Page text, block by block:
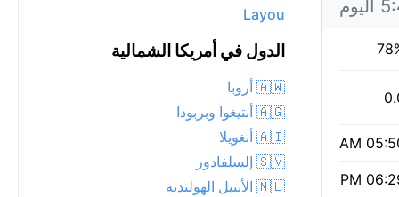
05:50
06:29
Layou
الدول في أمريكا الشمالية
🇦🇼 أروبا
🇦🇬 أنتيغوا وبربودا
🇦🇮 أنغويلا
🇸🇻 إلسلفادور
🇳🇱 الأنتيل الهولندية